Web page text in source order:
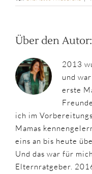
Über den Autor:
2013
und
erste
ich im
Mamas
eins an bis heute
Und das war für
Elternratgeber.